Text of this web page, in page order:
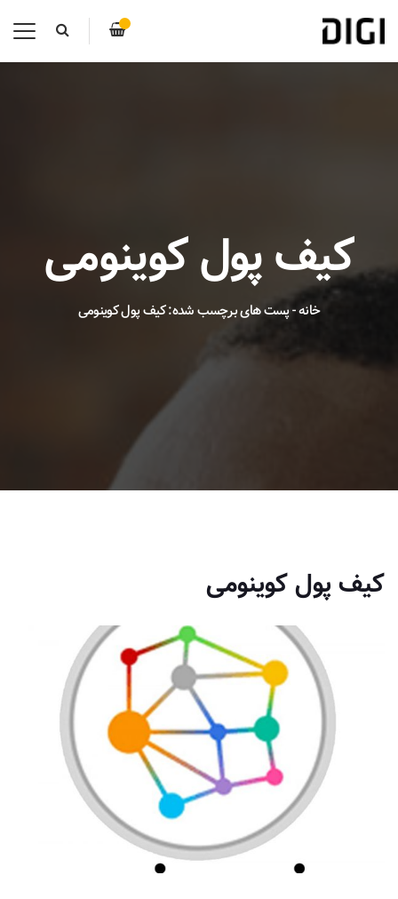
کیف پول کوینومی
خانه-پست های برچسب شده: کیف پول کوینومی
کیف پول کوینومی